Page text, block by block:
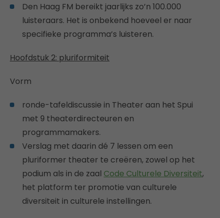
Den Haag FM bereikt jaarlijks zo’n 100.000
luisteraars. Het is onbekend hoeveel er naar
specifieke programma’s luisteren.
Hoofdstuk 2: pluriformiteit
Vorm
ronde-tafeldiscussie in Theater aan het Spui
met 9 theaterdirecteuren en
programmamakers.
Verslag met daarin dé 7 lessen om een
pluriformer theater te creëren, zowel op het
podium als in de zaal Code Culturele Diversiteit,
het platform ter promotie van culturele
diversiteit in culturele instellingen.